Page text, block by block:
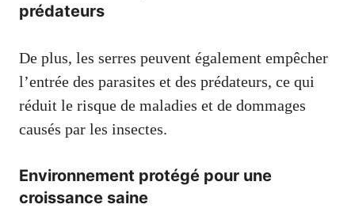
prédateurs
De plus, les serres peuvent également empêcher
l’entrée des parasites et des prédateurs, ce qui
réduit le risque de maladies et de dommages
causés par les insectes.
Environnement protégé pour une
croissance saine